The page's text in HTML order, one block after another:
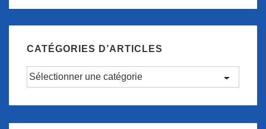
CATÉGORIES D’ARTICLES
Catégories